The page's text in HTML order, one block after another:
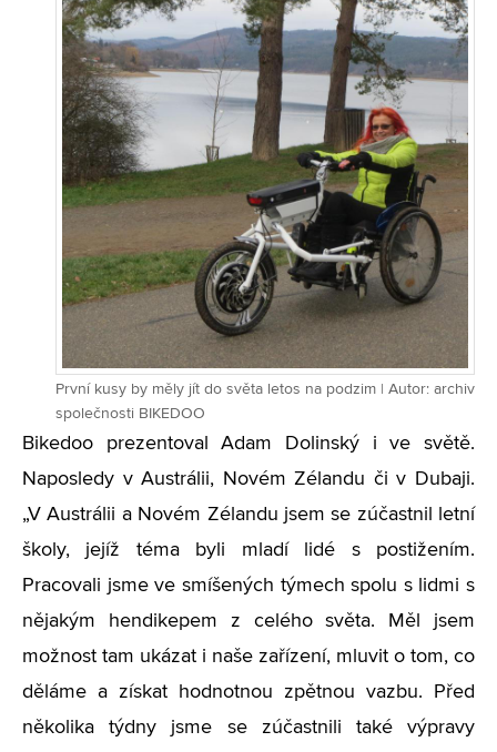
První kusy by měly jít do světa letos na podzim | Autor: archiv
společnosti BIKEDOO
Bikedoo prezentoval Adam Dolinský i ve světě.
Naposledy v Austrálii, Novém Zélandu či v Dubaji.
„V Austrálii a Novém Zélandu jsem se zúčastnil letní
školy, jejíž téma byli mladí lidé s postižením.
Pracovali jsme ve smíšených týmech spolu s lidmi s
nějakým hendikepem z celého světa. Měl jsem
možnost tam ukázat i naše zařízení, mluvit o tom, co
děláme a získat hodnotnou zpětnou vazbu. Před
několika týdny jsme se zúčastnili také výpravy